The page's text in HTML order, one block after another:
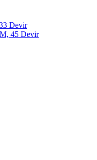
Devir
45 Devir